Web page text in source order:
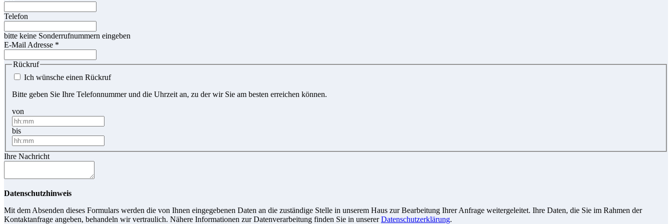
Telefon
bitte keine Sonderrufnummern eingeben
E-Mail Adresse *
Rückruf
Ich wünsche einen Rückruf
Bitte geben Sie Ihre Telefonnummer und die Uhrzeit an, zu der wir Sie am besten erreichen können.
von
bis
Ihre Nachricht
Datenschutzhinweis
Mit dem Absenden dieses Formulars werden die von Ihnen eingegebenen Daten an die zuständige Stelle in unserem Haus zur Bearbeitung Ihrer Anfrage weitergeleitet. Ihre Daten, die Sie im Rahmen der
Kontaktanfrage angeben, behandeln wir vertraulich. Nähere Informationen zur Datenverarbeitung finden Sie in unsererDatenschutzerklärung.